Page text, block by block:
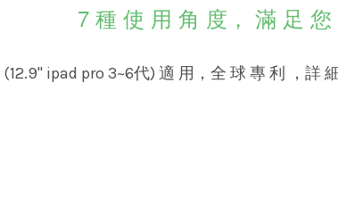
7 種 使 用 角 度， 滿 足
(12.9" ipad pro 3~6代) 適 用，全 球 專 利 ，詳